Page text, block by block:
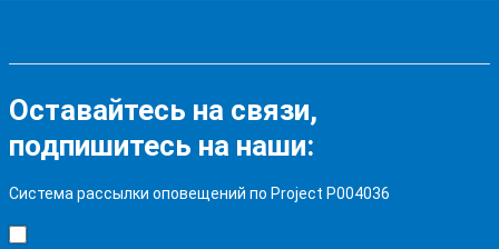
Оставайтесь на связи,
подпишитесь на наши:
Система рассылки оповещений по Project P004036